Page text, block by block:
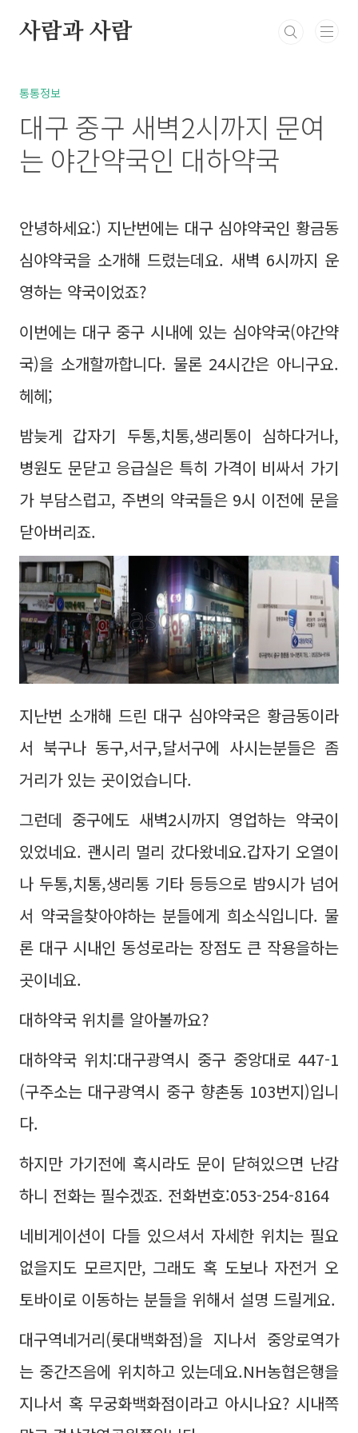
사람과 사람
북부정류장 레스카페
통통정보
대구 중구 새벽2시까지 문여
는 야간약국인 대하약국
안녕하세요:) 지난번에는 대구 심야약국인 황금동
심야약국을 소개해 드렸는데요. 새벽 6시까지 운
영하는 약국이었죠?
이번에는 대구 중구 시내에 있는 심야약국(야간약
국)을 소개할까합니다. 물론 24시간은 아니구요.
헤헤;
밤늦게 갑자기 두통,치통,생리통이 심하다거나,
병원도 문닫고 응급실은 특히 가격이 비싸서 가기
가 부담스럽고, 주변의 약국들은 9시 이전에 문을
닫아버리죠.
지난번 소개해 드린 대구 심야약국은 황금동이라
서 북구나 동구,서구,달서구에 사시는분들은 좀
거리가 있는 곳이었습니다.
그런데 중구에도 새벽2시까지 영업하는 약국이
있었네요. 괜시리 멀리 갔다왔네요.갑자기 오열이
나 두통,치통,생리통 기타 등등으로 밤9시가 넘어
서 약국을찾아야하는 분들에게 희소식입니다. 물
론 대구 시내인 동성로라는 장점도 큰 작용을하는
곳이네요.
대하약국 위치를 알아볼까요?
대하약국 위치:대구광역시 중구 중앙대로 447-1
(구주소는 대구광역시 중구 향촌동 103번지)입니
다.
하지만 가기전에 혹시라도 문이 닫혀있으면 난감
하니 전화는 필수겠죠. 전화번호:053-254-8164
네비게이션이 다들 있으셔서 자세한 위치는 필요
없을지도 모르지만, 그래도 혹 도보나 자전거 오
토바이로 이동하는 분들을 위해서 설명 드릴게요.
대구역네거리(롯대백화점)을 지나서 중앙로역가
는 중간즈음에 위치하고 있는데요.NH농협은행을
지나서 혹 무궁화백화점이라고 아시나요? 시내쪽